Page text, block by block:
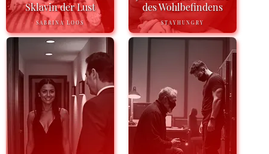
Sklavin der Lust
SABRINA LOOS
des Wohlbefindens
STAYHUNGRY